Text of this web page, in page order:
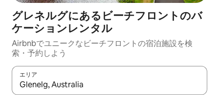
グレネルグにあるビーチフロントのバ
ケーションレンタル
Airbnbでユニークなビーチフロントの宿泊施設を検
索・予約しよう
エリア
検索結果が表示されたら、上下の矢印キーを使って移動するか